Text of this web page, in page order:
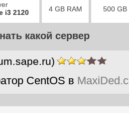
i3 2120
4 GB RAM 500 GB
какой сервер
CentOS в